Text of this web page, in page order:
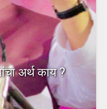
अर्थ काय ?